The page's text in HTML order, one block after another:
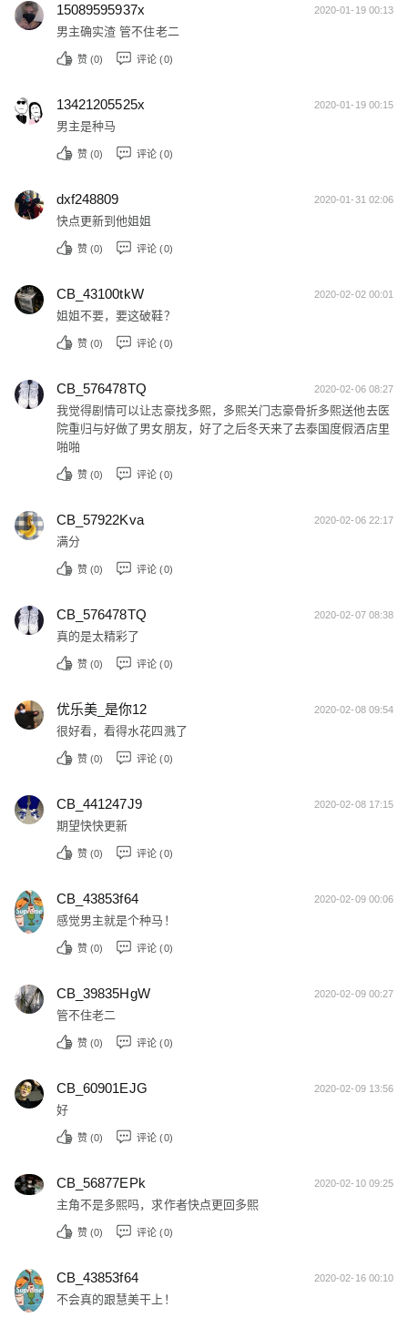
15089595937x 2020-01-19 00:13
男主确实渣 管不住老二
赞 (0) 评论 (0)
13421205525x 2020-01-19 00:15
男主是种马
赞 (0) 评论 (0)
dxf248809 2020-01-31 02:06
快点更新到他姐姐
赞 (0) 评论 (0)
CB_43100tkW 2020-02-02 00:01
姐姐不要，要这破鞋？
赞 (0) 评论 (0)
CB_576478TQ 2020-02-06 08:27
我觉得剧情可以让志豪找多熙，多熙关门志豪骨折多熙送他去医
院重归与好做了男女朋友，好了之后冬天来了去泰国度假洒店里
啪啪
赞 (0) 评论 (0)
CB_57922Kva 2020-02-06 22:17
满分
赞 (0) 评论 (0)
CB_576478TQ 2020-02-07 08:38
真的是太精彩了
赞 (0) 评论 (0)
优乐美_是你12 2020-02-08 09:54
很好看，看得水花四溅了
赞 (0) 评论 (0)
CB_441247J9 2020-02-08 17:15
期望快快更新
赞 (0) 评论 (0)
CB_43853f64 2020-02-09 00:06
感觉男主就是个种马！
赞 (0) 评论 (0)
CB_39835HgW 2020-02-09 00:27
管不住老二
赞 (0) 评论 (0)
CB_60901EJG 2020-02-09 13:56
好
赞 (0) 评论 (0)
CB_56877EPk 2020-02-10 09:25
主角不是多熙吗，求作者快点更回多熙
赞 (0) 评论 (0)
CB_43853f64 2020-02-16 00:10
不会真的跟慧美干上！